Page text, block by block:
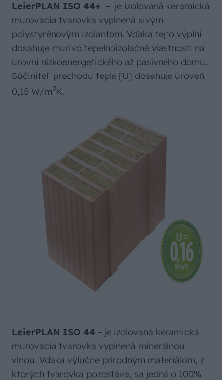
LeierPLAN ISO 44+ – je izolovaná keramická
murovacia tvarovka vyplnená sivým
polystyrénovým izolantom. Vďaka tejto výplni
dosahuje murivo tepelnoizolačné vlastnosti na
úrovni nízkoenergetického až pasívneho domu.
Súčiniteľ prechodu tepla [U] dosahuje úroveň
0,15 W/m2K.
LeierPLAN ISO 44 – je izolovaná keramická
murovacia tvarovka vyplnená minerálnou
vlnou. Vďaka výlučne prírodným materiálom, z
ktorých tvarovka pozostáva, sa jedná o 100%